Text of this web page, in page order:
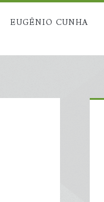
EUGÊNIO CUNHA